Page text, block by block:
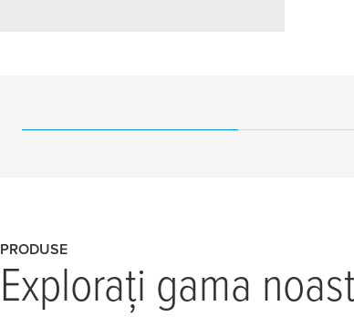
PRODUSE
Explorați gama